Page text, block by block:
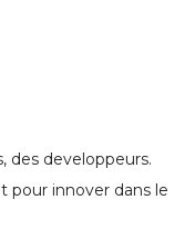
des developpeurs.
pour innover dans le